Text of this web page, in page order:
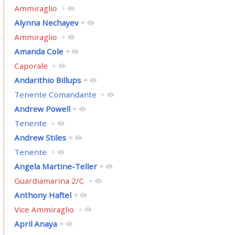
Ammiraglio +
Alynna Nechayev +
Ammiraglio +
Amanda Cole +
Caporale +
Andarithio Billups +
Tenente Comandante +
Andrew Powell +
Tenente +
Andrew Stiles +
Tenente +
Angela Martine-Teller +
Guardiamarina 2/C +
Anthony Haftel +
Vice Ammiraglio +
April Anaya +